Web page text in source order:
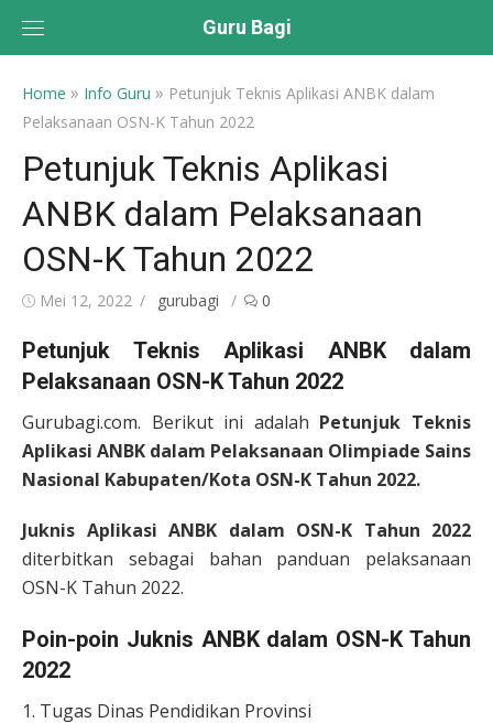
Guru Bagi
Home » Info Guru » Petunjuk Teknis Aplikasi ANBK dalam
Pelaksanaan OSN-K Tahun 2022
Petunjuk Teknis Aplikasi
ANBK dalam Pelaksanaan
OSN-K Tahun 2022
PostedMei 12, 2022 Author
gurubagi 0
Petunjuk Teknis Aplikasi ANBK dalam
Pelaksanaan OSN-K Tahun 2022
Gurubagi.com. Berikut ini adalah Petunjuk Teknis
Aplikasi ANBK dalam Pelaksanaan Olimpiade Sains
Nasional Kabupaten/Kota OSN-K Tahun 2022.
Juknis Aplikasi ANBK dalam OSN-K Tahun 2022
diterbitkan sebagai bahan panduan pelaksanaan
OSN-K Tahun 2022.
Poin-poin Juknis ANBK dalam OSN-K Tahun
2022
1. Tugas Dinas Pendidikan Provinsi